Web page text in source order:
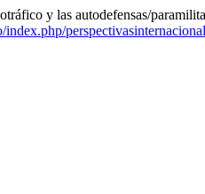
y las autodefensas/
index.php/